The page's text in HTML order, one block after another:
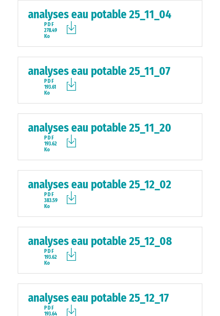
analyses eau potable 25_11_04
PDF
278.49
Ko
analyses eau potable 25_11_07
PDF
193.61
Ko
analyses eau potable 25_11_20
PDF
193.62
Ko
analyses eau potable 25_12_02
PDF
383.59
Ko
analyses eau potable 25_12_08
PDF
193.62
Ko
analyses eau potable 25_12_17
PDF
193.64